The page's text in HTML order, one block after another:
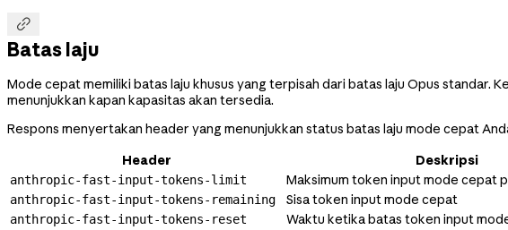

Batas laju
Mode cepat memiliki batas laju khusus yang terpisah dari batas laju Opus standar.
menunjukkan kapan kapasitas akan tersedia.
Respons menyertakan header yang menunjukkan status batas laju mode cepat
Header
Deskripsi
anthropic-fast-input-tokens-limit Maksimum token input mode cepat
anthropic-fast-input-tokens-remaining Sisa token input mode cepat
anthropic-fast-input-tokens-reset Waktu ketika batas token input